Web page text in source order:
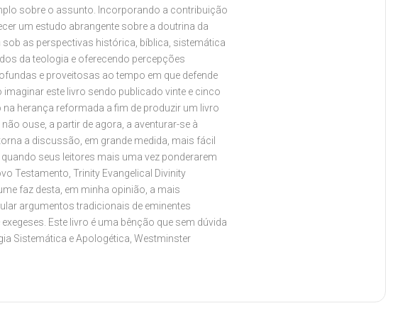
sobre o assunto. Incorporando a contribuição
um estudo abrangente sobre a doutrina da
as perspectivas histórica, bíblica, sistemática
da teologia e oferecendo percepções
e proveitosas ao tempo em que defende
este livro sendo publicado vinte e cinco
herança reformada a fim de produzir um livro
ouse, a partir de agora, a aventurar-se à
a discussão, em grande medida, mais fácil
seus leitores mais uma vez ponderarem
Testamento, Trinity Evangelical Divinity
faz desta, em minha opinião, a mais
argumentos tradicionais de eminentes
Este livro é uma bênção que sem dúvida
Sistemática e Apologética, Westminster